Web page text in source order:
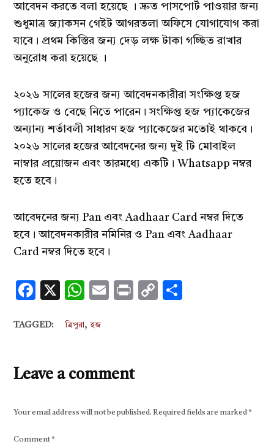
আবেদন করতে বলা হয়েছে । দ্রুত পাসপোর্ট পাওয়ার জন্য
শুধুমাত্র জ্যাকসন গেইট আগরতলা অফিসে যোগাযোগ করা
যাবে। প্রথম কিস্তির জন্য দেড় লক্ষ টাকা গচ্ছিত রাখার
অনুরোধ করা হয়েছে ।
২০২৬ সালের হজের জন্য আবেদনকারীরা সংক্ষিপ্ত হজ
প্যাকেজ ও বেছে নিতে পারেন। সংক্ষিপ্ত হজ প্যাকেজের
অন্যান্য শর্তাবলী সাধারণ হজ প্যাকেজের মতোই থাকবে।
২০২৬ সালের হজের আবেদনের জন্য দুই টি মোবাইল
নাম্বার প্রয়োজন এবং তারমধ্যে একটি। Whatsapp নম্বর
হতে হবে।
আবেদনের জন্য Pan এবং Aadhaar Card নম্বর দিতে
হবে। আবেদনকারীর নমিনির ও Pan এবং Aadhaar
Card নম্বর দিতে হবে।
Facebook
X WhatsApp
EmailPrintCopy
TAGGED: ত্রিপুরা ,হজ
Leave a comment
Your email address will not be published. Required fields are marked*
Comment*